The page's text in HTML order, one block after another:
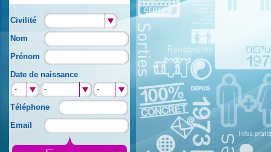
Civilité
Nom
Prénom
Date de naissance
-- -- --
Téléphone
Email